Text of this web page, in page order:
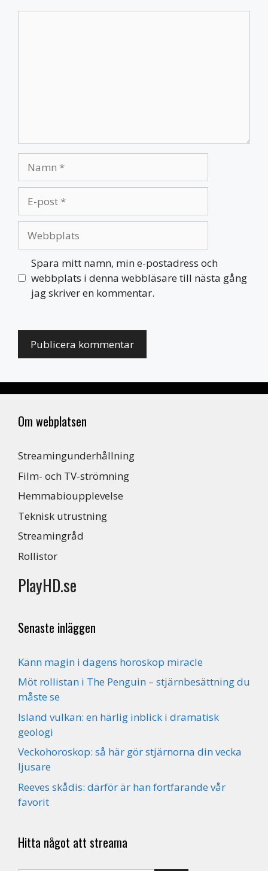
post
Spara mitt namn, min e-postadress och
webbplats i denna webbläsare till nästa gång
jag skriver en kommentar.
Om webplatsen
Streamingunderhållning
Film- och TV-strömning
Hemmabioupplevelse
Teknisk utrustning
Streamingråd
Rollistor
PlayHD.se
Senaste inläggen
Känn magin i dagens horoskop miracle
Möt rollistan i The Penguin – stjärnbesättning du
måste se
Island vulkan: en härlig inblick i dramatisk
geologi
Veckohoroskop: så här gör stjärnorna din vecka
ljusare
Reeves skådis: därför är han fortfarande vår
favorit
Hitta något att streama